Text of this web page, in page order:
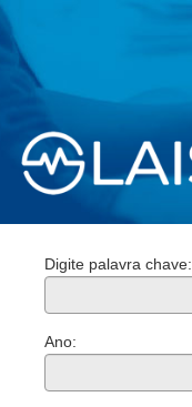
Digite palavra chave:
Ano: